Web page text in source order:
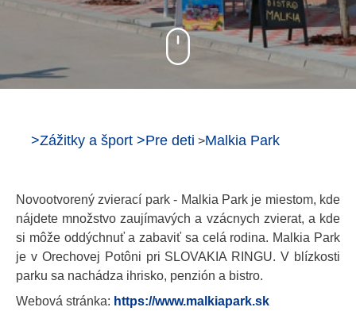
>Zážitky a šport >Pre deti >Malkia Park
Novootvorený zvierací park - Malkia Park je miestom, kde
nájdete množstvo zaujímavých a vzácnych zvierat, a kde
si môže oddýchnuť a zabaviť sa celá rodina. Malkia Park
je v Orechovej Potôni pri SLOVAKIA RINGU. V blízkosti
parku sa nachádza ihrisko, penzión a bistro.
Webová stránka: https://www.malkiapark.sk